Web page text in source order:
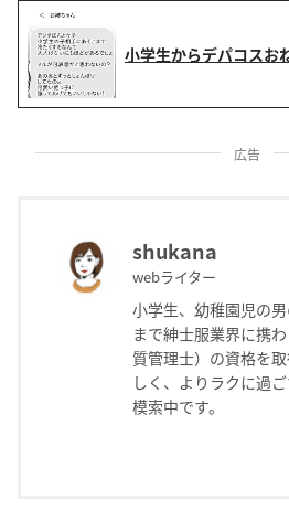
小学生からデパコス
広告
shukana
webライター
小学生、幼稚園児の
まで紳士服業界に携
質管理士）の資格を
しく、よりラクに過
模索中です。